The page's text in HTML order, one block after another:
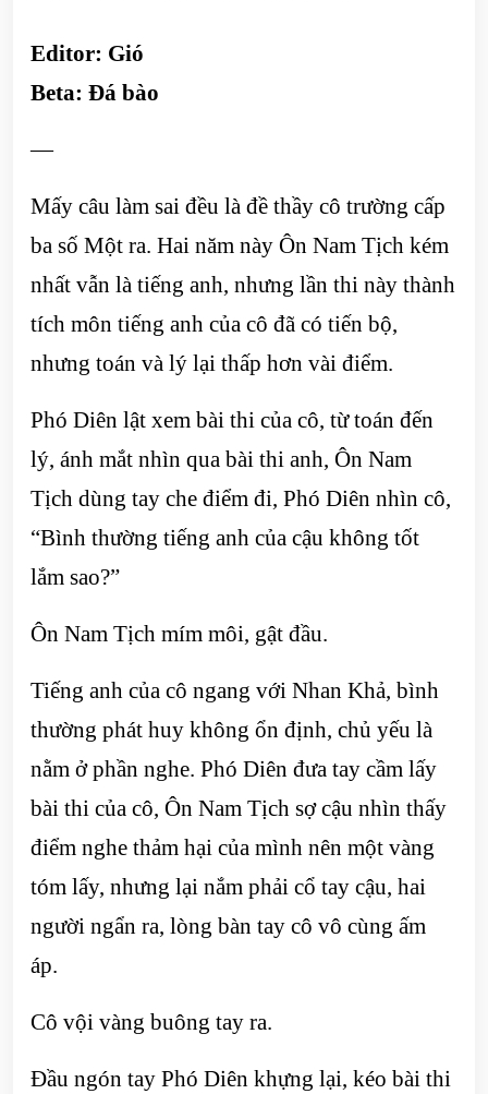
Editor: Gió
Beta: Đá bào
—
Mấy câu làm sai đều là đề thầy cô trường cấp
ba số Một ra. Hai năm này Ôn Nam Tịch kém
nhất vẫn là tiếng anh, nhưng lần thi này thành
tích môn tiếng anh của cô đã có tiến bộ,
nhưng toán và lý lại thấp hơn vài điểm.
Phó Diên lật xem bài thi của cô, từ toán đến
lý, ánh mắt nhìn qua bài thi anh, Ôn Nam
Tịch dùng tay che điểm đi, Phó Diên nhìn cô,
“Bình thường tiếng anh của cậu không tốt
lắm sao?”
Ôn Nam Tịch mím môi, gật đầu.
Tiếng anh của cô ngang với Nhan Khả, bình
thường phát huy không ổn định, chủ yếu là
nằm ở phần nghe. Phó Diên đưa tay cầm lấy
bài thi của cô, Ôn Nam Tịch sợ cậu nhìn thấy
điểm nghe thảm hại của mình nên một vàng
tóm lấy, nhưng lại nắm phải cổ tay cậu, hai
người ngẩn ra, lòng bàn tay cô vô cùng ấm
áp.
Cô vội vàng buông tay ra.
Đầu ngón tay Phó Diên khựng lại, kéo bài thi